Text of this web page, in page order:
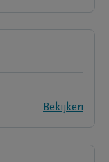
Bekijken